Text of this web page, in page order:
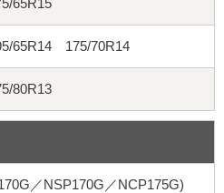
65R14 175/70R14
80R13
／NSP170G／NCP175G)